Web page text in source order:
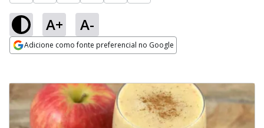
A+ A-
Adicione como fonte preferencial no Google